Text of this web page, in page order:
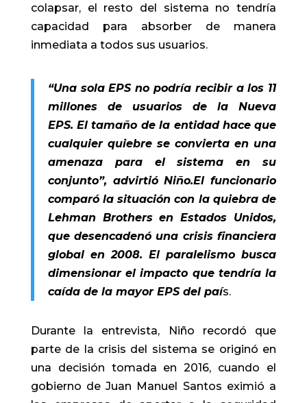
colapsar, el resto del sistema no tendría
capacidad para absorber de manera
inmediata a todos sus usuarios.
“Una sola EPS no podría recibir a los 11
millones de usuarios de la Nueva
EPS. El tamaño de la entidad hace que
cualquier quiebre se convierta en una
amenaza para el sistema en su
conjunto”, advirtió Niño.El funcionario
comparó la situación con la quiebra de
Lehman Brothers en Estados Unidos,
que desencadenó una crisis financiera
global en 2008. El paralelismo busca
dimensionar el impacto que tendría la
caída de la mayor EPS del país.
Durante la entrevista, Niño recordó que
parte de la crisis del sistema se originó en
una decisión tomada en 2016, cuando el
gobierno de Juan Manuel Santos eximió a